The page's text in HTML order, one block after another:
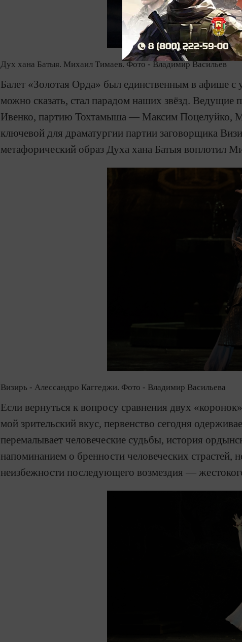
Дух хана Батыя. Михаил Тимаев. Фото - Владимир Васильев
Балет «Золотая Орда» был единственным в афише с
можно сказать, стал парадом наших звёзд.
Ивенко, партию Тохтамыша — Максим
ключевой для драматургии партии заговорщика
метафорический образ Духа хана Батыя воплотил
Визирь - Алессандро Каггеджи. Фото - Владимир Васильева
Если вернуться к вопросу сравнения двух
мой зрительский вкус, первенство сегодня
перемалывает человеческие судьбы, история
напоминанием о бренности человеческих
неизбежности последующего возмездия —